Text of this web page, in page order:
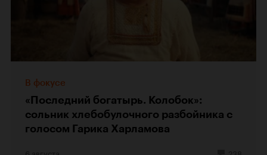
В фокусе
«Последний богатырь. Колобок»:
сольник хлебобулочного разбойника с
голосом Гарика Харламова